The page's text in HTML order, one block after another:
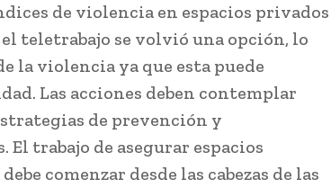
de violencia en espacios privados
teletrabajo se volvió una opción, lo
la violencia ya que esta puede
Las acciones deben contemplar
de prevención y
trabajo de asegurar espacios
comenzar desde las cabezas de las